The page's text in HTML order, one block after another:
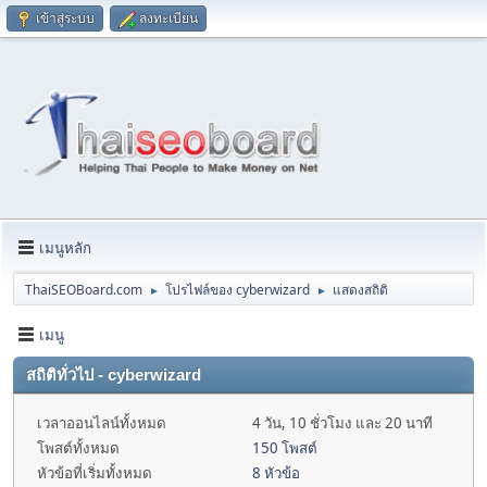
เข้าสู่ระบบ ลงทะเบียน
เมนูหลัก
ThaiSEOBoard.com ► โปรไฟล์ของ cyberwizard ► แสดงสถิติ
เมนู
สถิติทั่วไป - cyberwizard
เวลาออนไลน์ทั้งหมด
4 วัน, 10 ชั่วโมง และ 20 นาที
โพสต์ทั้งหมด
150 โพสต์
หัวข้อที่เริ่มทั้งหมด
8 หัวข้อ